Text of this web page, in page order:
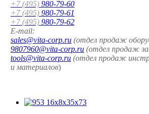
+7 (495) 980-79-60
+7 (495) 980-79-61
+7 (495) 980-79-62
E-mail:
sales@vita-corp.ru (отдел продаж
9807960@vita-corp.ru (отдел продаж
tools@vita-corp.ru (отдел продаж
и материалов)